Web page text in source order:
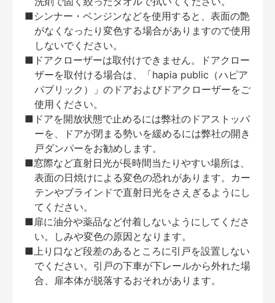
■シンナー・ベンジンなどを使用すると、表面の艶
がなくなったり変色する場合がありますので使用
しないでください。
■ドアクローザーは取付けできません。ドアクロー
ザーを取付ける場合は、「hapia public（ハピア
パブリック）」のドアおよびドアクローザーをご
使用ください。
■ドアを開放状態で止めるには弊社のドアストッパ
ーを、ドアが閉まる勢いを緩めるには弊社の開き
戸ダンパーをお勧めします。
■窓際など直射日光が長時間当たりやすい場所は、
表面の日焼けによる変色の恐れがあります。カー
テンやブラインドで直射日光をさえぎるようにし
てください。
■扉に油分や薬品など付着しないようにしてくださ
い。しみや変色の原因となります。
■上り口など段差のあるところに引戸を設置しない
でください。引戸の下車が下レールから外れた場
合、扉本体が脱落するおそれがあります。